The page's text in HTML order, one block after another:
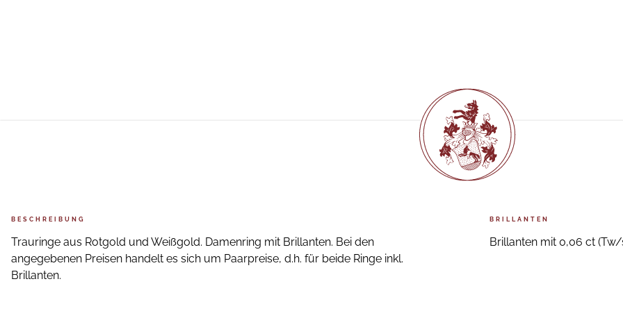
BESCHREIBUNG
Trauringe aus Rotgold und Weißgold. Damenring mit Brillanten. Bei den
angegebenen Preisen handelt es sich um Paarpreise, d.h. für beide Ringe inkl.
Brillanten.
BRILLANTEN
Brillanten mit 0,06 ct (Tw/